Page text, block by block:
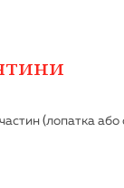
(лопатка